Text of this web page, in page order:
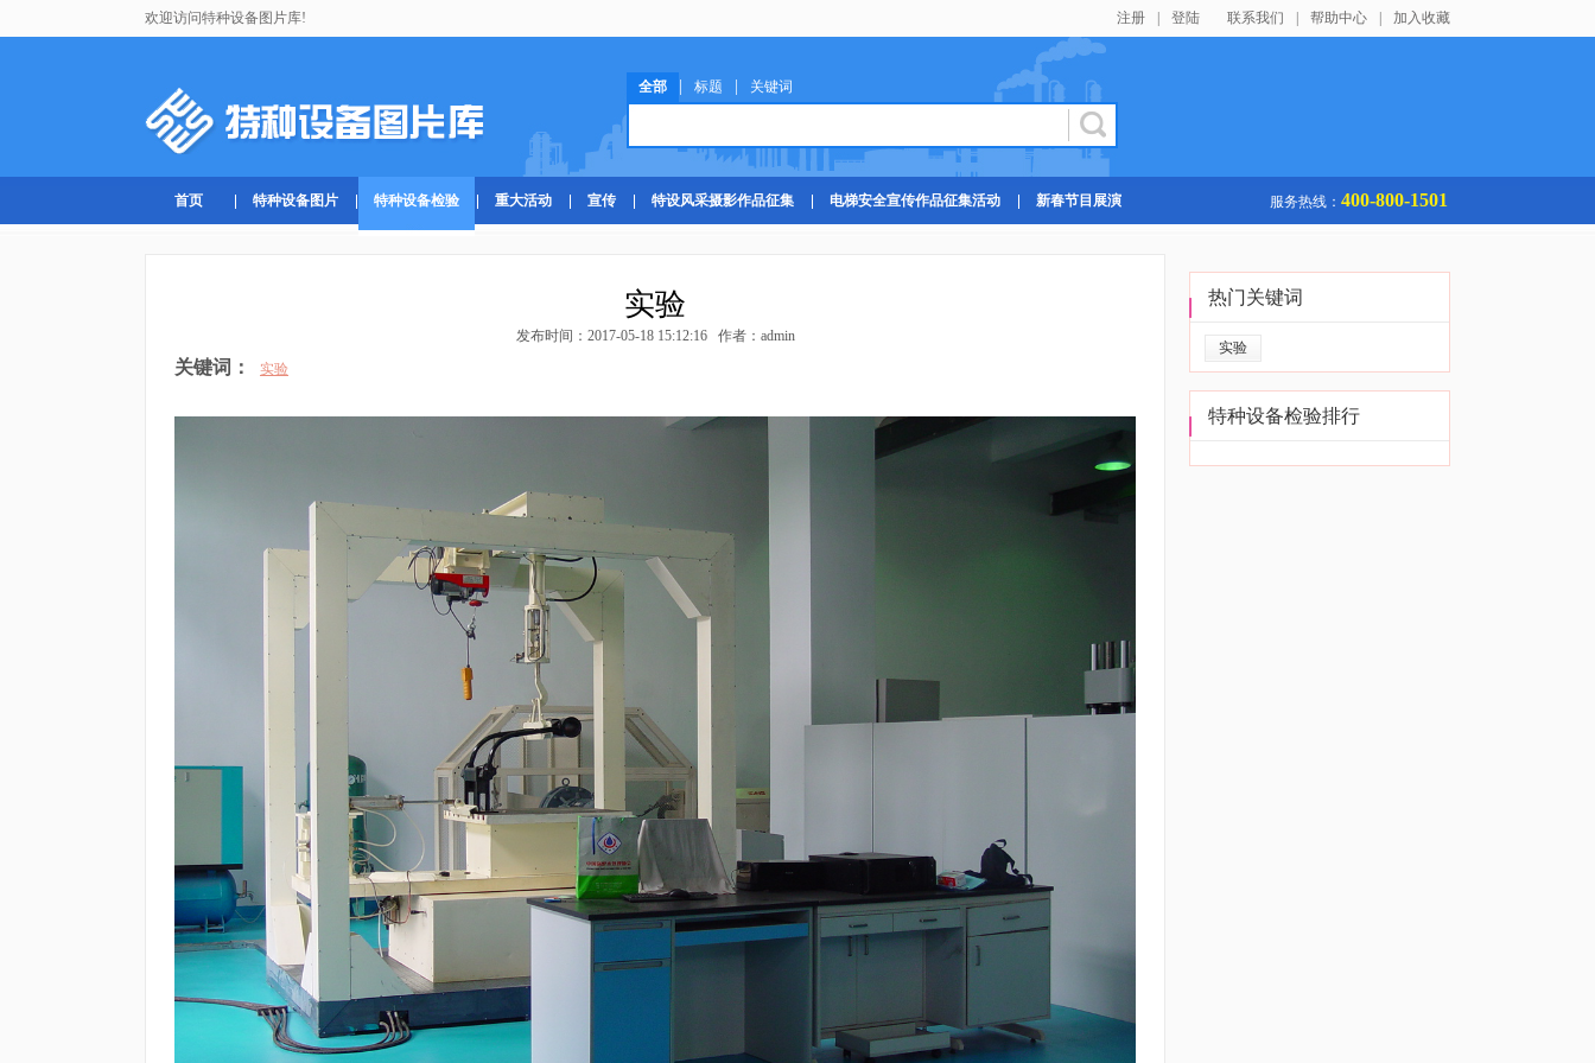
欢迎访问特种设备图片库! 注册 登陆 联系我们 帮助中心 加入收藏
全部 | 标题 | 关键词
首页 特种设备图片 特种设备检验 重大活动 宣传 特设风采摄影作品征集 电梯安全宣传作品征集活动 新春节目展演 服务热线： 400-800-1501
实验
发布时间：2017-05-18 15:12:16 作者：admin
关键词： 实验
热门关键词
实验
特种设备检验排行